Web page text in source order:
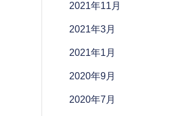
2021年11月
2021年3月
2021年1月
2020年9月
2020年7月